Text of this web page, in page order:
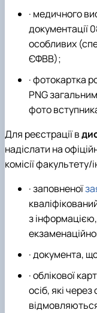
· медичного
документації
особливих
ЄФВВ);
· фотокартка
PNG
фото
Для реєстрації в
надіслати на
комісії факультету/
· заповненої
з
· документа,
· облікової
осіб, які через